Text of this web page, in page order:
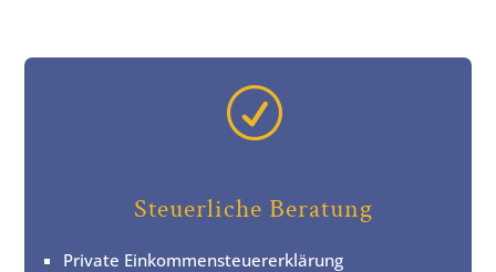
R
Steuerliche Beratung
Private Einkommensteuererklärung